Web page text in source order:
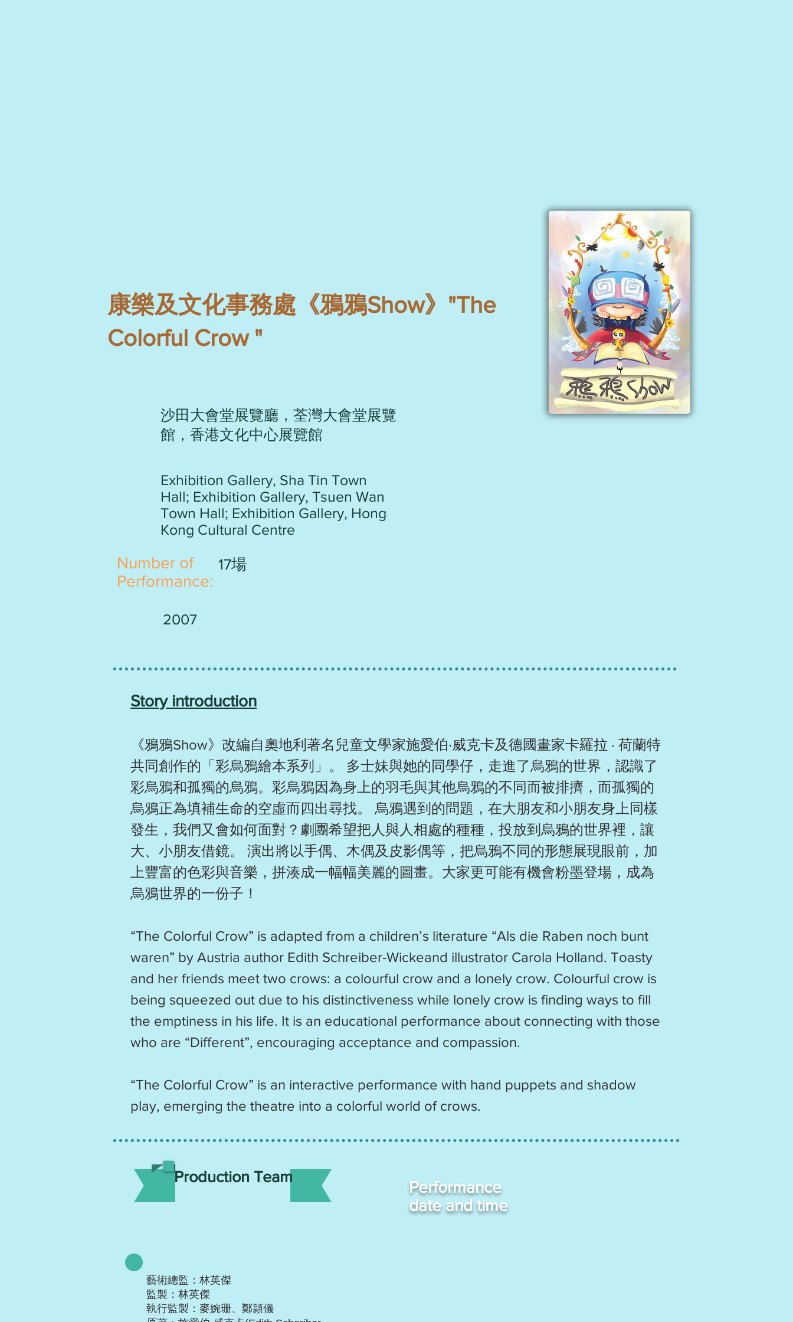
康樂及文化事務處《鴉鴉Show》"The
Colorful Crow "
沙田大會堂展覽廳，荃灣大會堂展覽
館，香港文化中心展覽館
Exhibition Gallery, Sha Tin Town
Hall; Exhibition Gallery, Tsuen Wan
Town Hall; Exhibition Gallery, Hong
Kong Cultural Centre
​Number of
Performance:
17場
2007
Story introduction
《鴉鴉Show》改編自奧地利著名兒童文學家施愛伯‧威克卡及德國畫家卡羅拉 · 荷蘭特
共同創作的「彩烏鴉繪本系列」。 多士妹與她的同學仔，走進了烏鴉的世界，認識了
彩烏鴉和孤獨的烏鴉。彩烏鴉因為身上的羽毛與其他烏鴉的不同而被排擠，而孤獨的
烏鴉正為填補生命的空虛而四出尋找。 烏鴉遇到的問題，在大朋友和小朋友身上同樣
發生，我們又會如何面對？劇團希望把人與人相處的種種，投放到烏鴉的世界裡，讓
大、小朋友借鏡。 演出將以手偶、木偶及皮影偶等，把烏鴉不同的形態展現眼前，加
上豐富的色彩與音樂，拼湊成一幅幅美麗的圖畫。大家更可能有機會粉墨登場，成為
烏鴉世界的一份子！
“The Colorful Crow” is adapted from a children’s literature “Als die Raben noch bunt
waren” by Austria author Edith Schreiber-Wickeand illustrator Carola Holland. Toasty
and her friends meet two crows: a colourful crow and a lonely crow. Colourful crow is
being squeezed out due to his distinctiveness while lonely crow is finding ways to fill
the emptiness in his life. It is an educational performance about connecting with those
who are “Different”, encouraging acceptance and compassion.
“The Colorful Crow” is an interactive performance with hand puppets and shadow
play, emerging the theatre into a colorful world of crows.
Production Team
藝術總監：林英傑
監製：林英傑
執行監製：麥婉珊、鄭頴儀
Performance
date and time